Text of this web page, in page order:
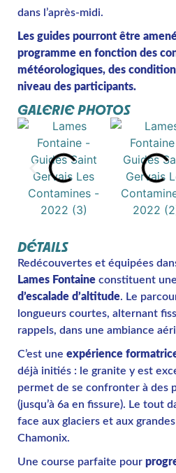
dans l’après-midi.
Les guides pourront être
programme en fonction des
météorologiques, des
niveau des participants.
GALERIE PHOTOS
DÉTAILS
Redécouvertes et équipées
Lames Fontaine constituent
d’escalade d’altitude. Le
longueurs courtes, alternant
rappels, dans une ambiance
C’est une expérience
déjà initiés : le granite y est
permet de se confronter à des
(jusqu’à 6a en fissure). Le tout
face aux glaciers et aux
Chamonix.
Une course parfaite pour